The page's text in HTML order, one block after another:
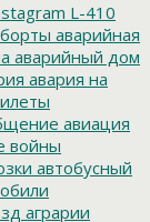
L-410
аварийная
аварийный дом
авария на
авиация
войны
автобусный
аграрии